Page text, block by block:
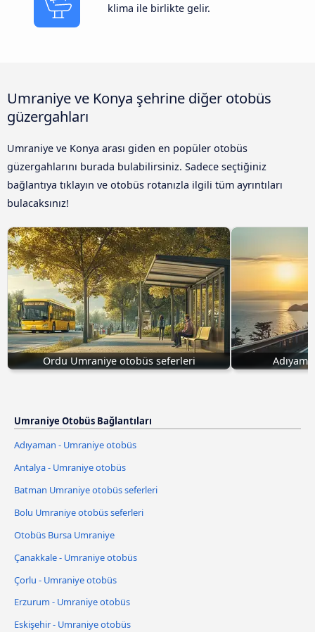
klima ile birlikte gelir.
Umraniye ve Konya şehrine diğer otobüs
güzergahları
Umraniye ve Konya arası giden en popüler otobüs
güzergahlarını burada bulabilirsiniz. Sadece seçtiğiniz
bağlantıya tıklayın ve otobüs rotanızla ilgili tüm ayrıntıları
bulacaksınız!
Ordu Umraniye otobüs seferleri
Umraniye Otobüs Bağlantıları
Adıyaman - Umraniye otobüs
Antalya - Umraniye otobüs
Batman Umraniye otobüs seferleri
Bolu Umraniye otobüs seferleri
Otobüs Bursa Umraniye
Çanakkale - Umraniye otobüs
Çorlu - Umraniye otobüs
Erzurum - Umraniye otobüs
Eskişehir - Umraniye otobüs